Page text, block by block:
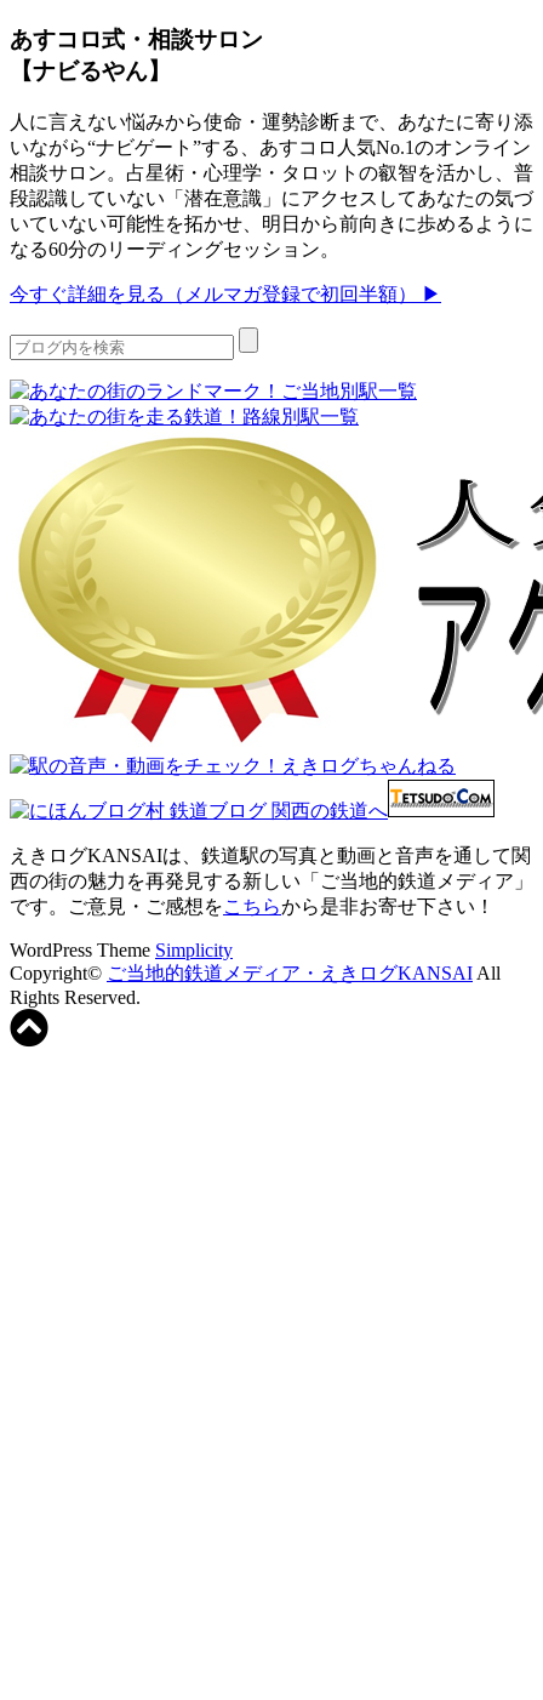
あすコロ式・相談サロン
【ナビるやん】
人に言えない悩みから使命・運勢診断まで、あなたに寄り添
いながら“ナビゲート”する、あすコロ人気No.1のオンライン
相談サロン。占星術・心理学・タロットの叡智を活かし、普
段認識していない「潜在意識」にアクセスしてあなたの気づ
いていない可能性を拓かせ、明日から前向きに歩めるように
なる60分のリーディングセッション。
今すぐ詳細を見る（メルマガ登録で初回半額） ▶
えきログKANSAIは、鉄道駅の写真と動画と音声を通して関
西の街の魅力を再発見する新しい「ご当地的鉄道メディア」
です。ご意見・ご感想をこちらから是非お寄せ下さい！
WordPress Theme Simplicity
Copyright© ご当地的鉄道メディア・えきログKANSAI All
Rights Reserved.